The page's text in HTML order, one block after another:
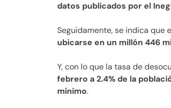
datos publicados por el
Seguidamente, se indica que
ubicarse en un millón 446
Y, con lo que la tasa de
febrero a 2.4% de la
mínimo.